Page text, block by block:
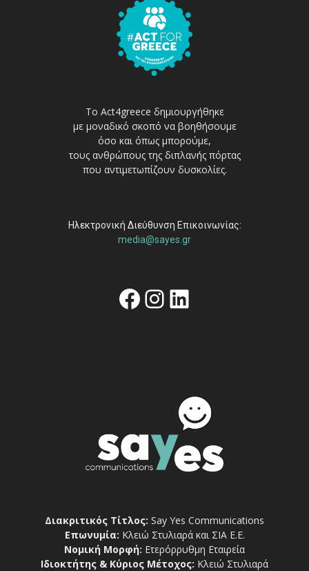
Το Act4greece δημιουργήθηκε
με μοναδικό σκοπό να βοηθήσουμε
όσο και όπως μπορούμε,
τους ανθρώπους της διπλανής πόρτας
που αντιμετωπίζουν δυσκολίες.
Ηλεκτρονική Διεύθυνση Επικοινωνίας:
media@sayes.gr
Facebook
Instagram
Linkedin
Διακριτικός Τίτλος: Say Yes Communications
Επωνυμία: Κλειώ Στυλιαρά και ΣΙΑ Ε.Ε.
Νομική Μορφή: Ετερόρρυθμη Εταιρεία
Ιδιοκτήτης & Κύριος Μέτοχος: Κλειώ Στυλιαρά